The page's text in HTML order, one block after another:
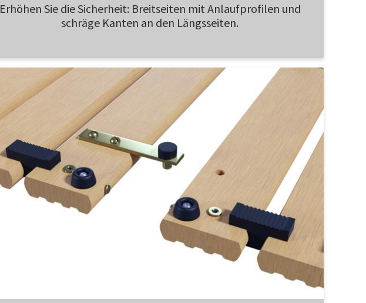
Erhöhen Sie die Sicherheit: Breitseiten mit Anlaufprofilen und
schräge Kanten an den Längsseiten.